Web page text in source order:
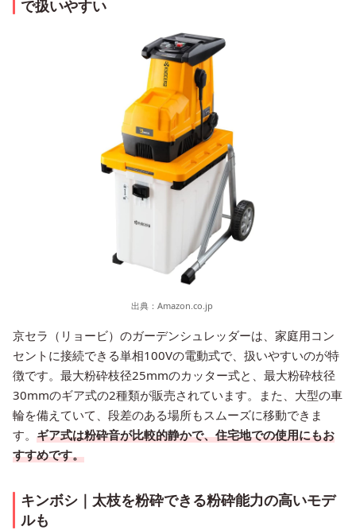
で扱いやすい
出典： Amazon.co.jp
京セラ（リョービ）のガーデンシュレッダーは、家庭用コン
セントに接続できる単相100Vの電動式で、扱いやすいのが特
徴です。最大粉砕枝径25mmのカッター式と、最大粉砕枝径
30mmのギア式の2種類が販売されています。また、大型の車
輪を備えていて、段差のある場所もスムーズに移動できま
す。 ギア式は粉砕音が比較的静かで、住宅地での使用にもお
すすめです。
キンボシ｜太枝を粉砕できる粉砕能力の高いモデ
ルも